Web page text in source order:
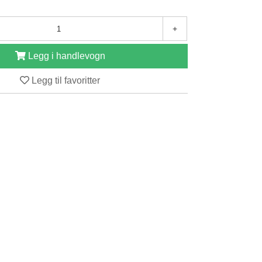
+
Legg i handlevogn
Legg til favoritter